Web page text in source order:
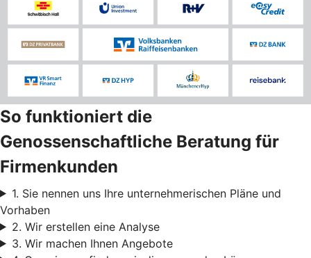
So funktioniert die
Genossenschaftliche Beratung für
Firmenkunden
1. Sie nennen uns Ihre unternehmerischen Pläne und
Vorhaben
2. Wir erstellen eine Analyse
3. Wir machen Ihnen Angebote